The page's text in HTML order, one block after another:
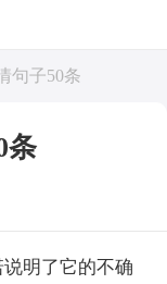
句子50条
条
明了它的不确